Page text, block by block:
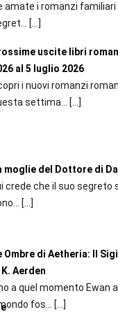
amate i romanzi familiari
[…]
uscite libri
al 5 luglio 2026
i nuovi romanzi
settima...
[…]
moglie del Dottore di
crede che il suo segreto
[…]
Ombre di Aetheria: Il
K. Aerden
a quel momento Ewan
fos...
[…]